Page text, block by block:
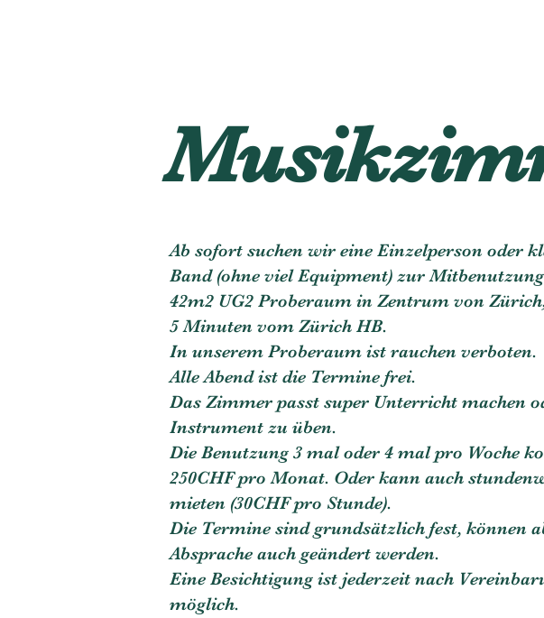
Ab sofort suchen wir eine Einzelperson oder
Band (ohne viel Equipment) zur
42m2 UG2 Proberaum in Zentrum von
5 Minuten vom Zürich HB.
In unserem Proberaum ist rauchen verboten.
Alle Abend ist die Termine frei.
Das Zimmer passt super Unterricht machen
Instrument zu üben.
Die Benutzung 3 mal oder 4 mal pro Woche
250CHF pro Monat. Oder kann auch
mieten (30CHF pro Stunde).
Die Termine sind grundsätzlich fest, können
Absprache auch geändert werden.
Eine Besichtigung ist jederzeit nach
möglich.